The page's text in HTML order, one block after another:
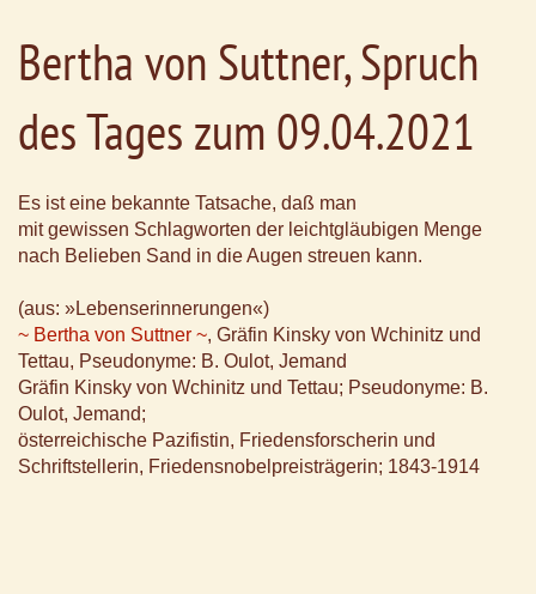
Bertha von Suttner, Spruch
des Tages zum 09.04.2021
Es ist eine bekannte Tatsache, daß man
mit gewissen Schlagworten der leichtgläubigen Menge
nach Belieben Sand in die Augen streuen kann.
(aus: »Lebenserinnerungen«)
~ Bertha von Suttner ~, Gräfin Kinsky von Wchinitz und
Tettau, Pseudonyme: B. Oulot, Jemand
Gräfin Kinsky von Wchinitz und Tettau; Pseudonyme: B.
Oulot, Jemand;
österreichische Pazifistin, Friedensforscherin und
Schriftstellerin, Friedensnobelpreisträgerin; 1843-1914